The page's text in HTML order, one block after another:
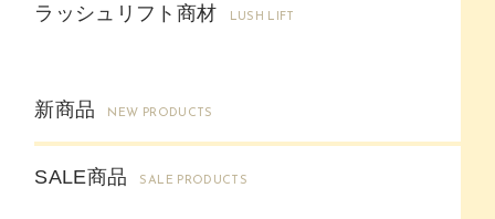
ラッシュリフト商材 LUSH LIFT
新商品 NEW PRODUCTS
SALE商品 SALE PRODUCTS